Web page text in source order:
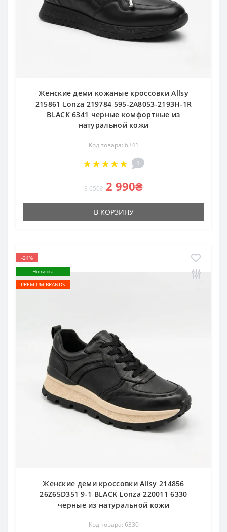
Женские деми кожаные кроссовки Allsy
215861 Lonza 219784 595-2A8053-2193H-1R
BLACK 6341 черные комфортные из
натуральной кожи
Код товара: 6341
1
3 650₴ 2 990₴
В КОРЗИНУ
-24%
Новинка
PREMIUM BRANDS
Женские деми кроссовки Allsy 214856
26Z65D351 9-1 BLACK Lonza 220011 6330
черные из натуральной кожи
Код товара: 6330